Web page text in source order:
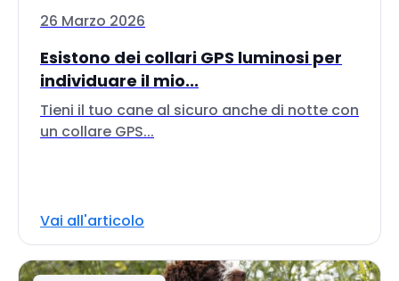
26 Marzo 2026
Esistono dei collari GPS luminosi per
individuare il mio...
Tieni il tuo cane al sicuro anche di notte con
un collare GPS...
Vai all'articolo